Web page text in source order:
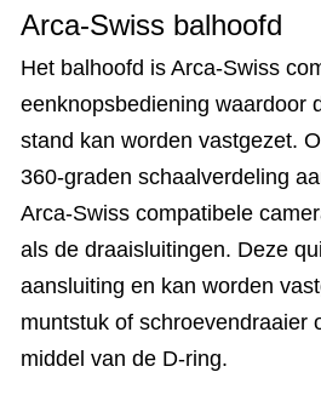
Arca-Swiss balhoofd
Het balhoofd is Arca-Swiss
eenknopsbediening waardoor
stand kan worden vastgezet.
360-graden schaalverdeling
Arca-Swiss compatibele
als de draaisluitingen. Deze
aansluiting en kan worden
muntstuk of schroevendraaier
middel van de D-ring.